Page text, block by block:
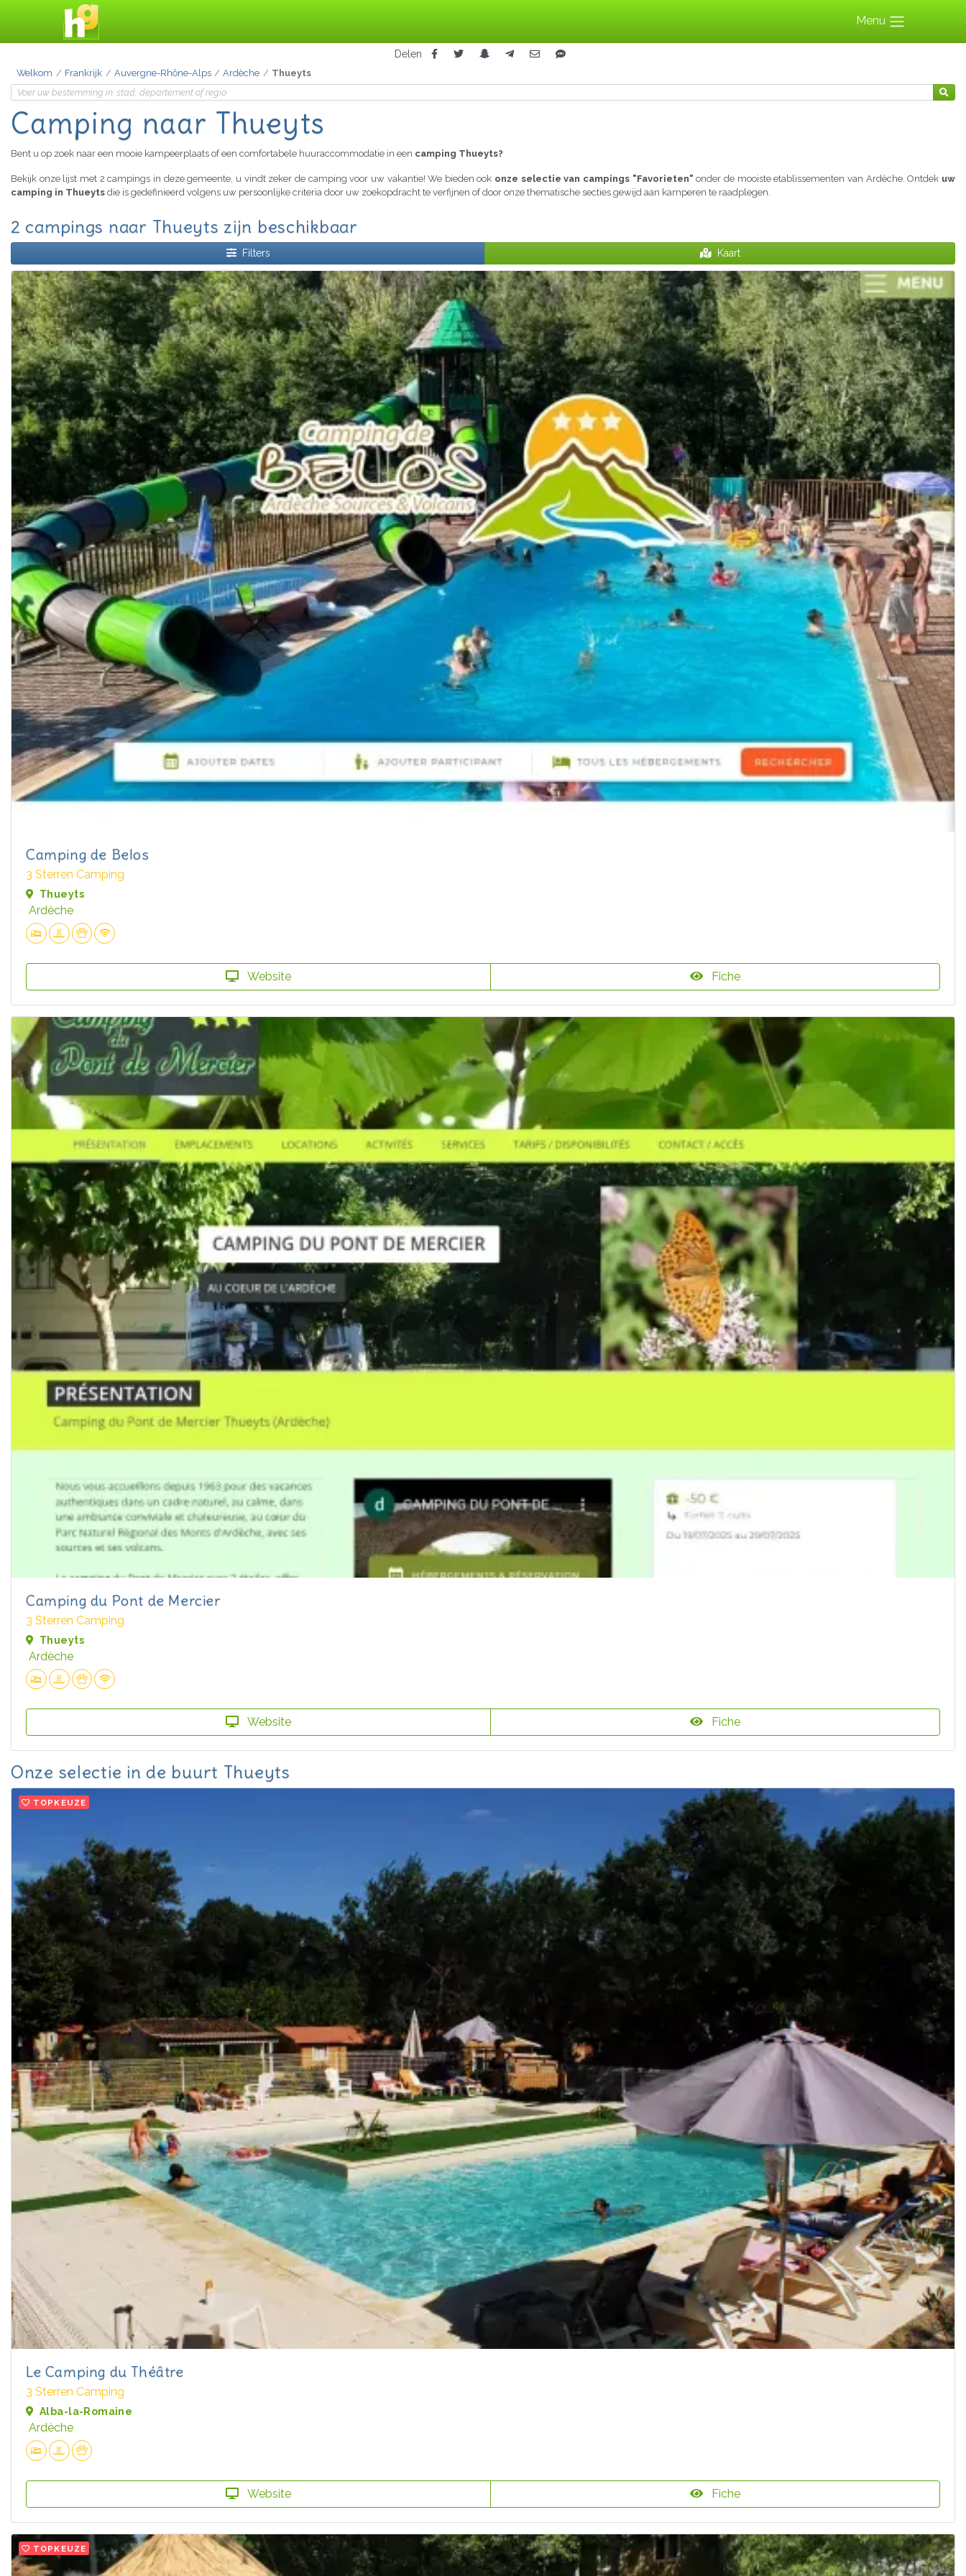
Menu
Delen
Welkom Frankrijk Auvergne-Rhône-Alps Ardèche Thueyts
Camping naar Thueyts
Bent u op zoek naar een mooie kampeerplaats of een comfortabele huuraccommodatie in een camping Thueyts?
Bekijk onze lijst met 2 campings in deze gemeente, u vindt zeker de camping voor uw vakantie! We bieden ook onze selectie van campings "Favorieten" onder de mooiste etablissementen van Ardèche. Ontdek uw
camping in Thueyts die is gedefinieerd volgens uw persoonlijke criteria door uw zoekopdracht te verfijnen of door onze thematische secties gewijd aan kamperen te raadplegen.
2 campings naar Thueyts zijn beschikbaar
Filters Kaart
Camping de Belos
3 Sterren Camping
Thueyts
Ardèche
Website Fiche
Camping du Pont de Mercier
3 Sterren Camping
Thueyts
Ardèche
Website Fiche
Onze selectie in de buurt Thueyts
TOPKEUZE
Le Camping du Théâtre
3 Sterren Camping
Alba-la-Romaine
Ardèche
Website Fiche
TOPKEUZE